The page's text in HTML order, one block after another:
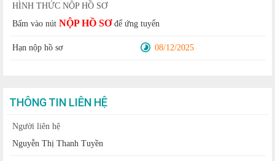
HÌNH THỨC NỘP HỒ SƠ
Bấm vào nút NỘP HỒ SƠđể ứng tuyển
Hạn nộp hồ sơ 08/12/2025
THÔNG TIN LIÊN HỆ
Người liên hệ
Nguyễn Thị Thanh Tuyền